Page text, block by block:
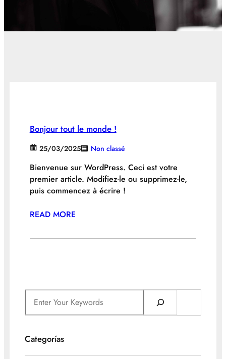
Bonjour tout le monde !
25/03/2025 Non classé
Bienvenue sur WordPress. Ceci est votre
premier article. Modifiez-le ou supprimez-le,
puis commencez à écrire !
READ MORE
S
a
c
h
Categorías